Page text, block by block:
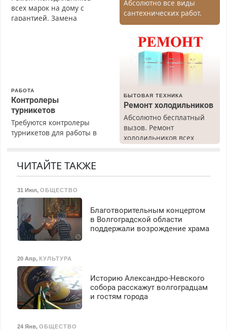
всех марок на дому с
гарантией. Замена
Абсолютно все виды
сантехнических работ.
Быстро. Качественно.
РАБОТА
Контролеры
турникетов
Требуются контролеры
турникетов для работы в
Прием по ТК РФ. График
З/п – до 96000 рублей до
вычета налогов.
Ежемесячно
выплачивается денежная
премия. Возможно
бесплатное обучение,
работа инспектором по
транспортной
безопасности с з/п до
125000 руб.
БЫТОВАЯ ТЕХНИКА
Ремонт холодильников
Абсолютно бесплатный
вызов. Ремонт
холодильников всех
Пенсионерам – скидки до
ЧИТАЙТЕ ТАКЖЕ
31 Июл, ОБЩЕСТВО
Благотворительным концертом
в Волгоградской области
поддержали возрождение храма
20 Апр, КУЛЬТУРА
Историю Александро-Невского
собора расскажут волгоградцам
и гостям города
24 Янв, ОБЩЕСТВО